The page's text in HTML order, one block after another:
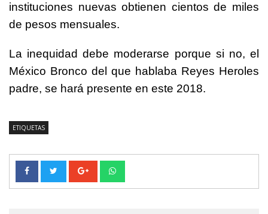
instituciones nuevas obtienen cientos de miles
de pesos mensuales.
La inequidad debe moderarse porque si no, el
México Bronco del que hablaba Reyes Heroles
padre, se hará presente en este 2018.
ETIQUETAS